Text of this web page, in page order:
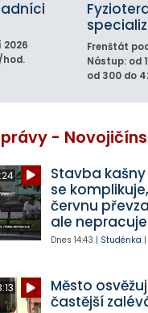
2026
hod.
Frenštát
Nástup: od
od 300 do
-
Stavba
se
červnu
ale nepracuje
Dnes 14:43 | Studénka |
Město
častější